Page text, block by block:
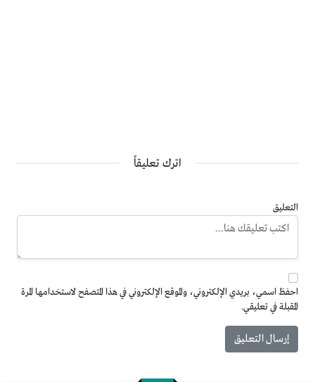
اترك تعليقاً
التعليق
احفظ اسمي، بريدي الإلكتروني، والموقع الإلكتروني في هذا المتصفح لاستخدامها المرة
المقبلة في تعليقي.